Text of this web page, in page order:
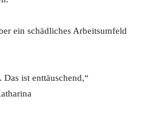
ein schädliches Arbeitsumfeld
ist enttäuschend,“